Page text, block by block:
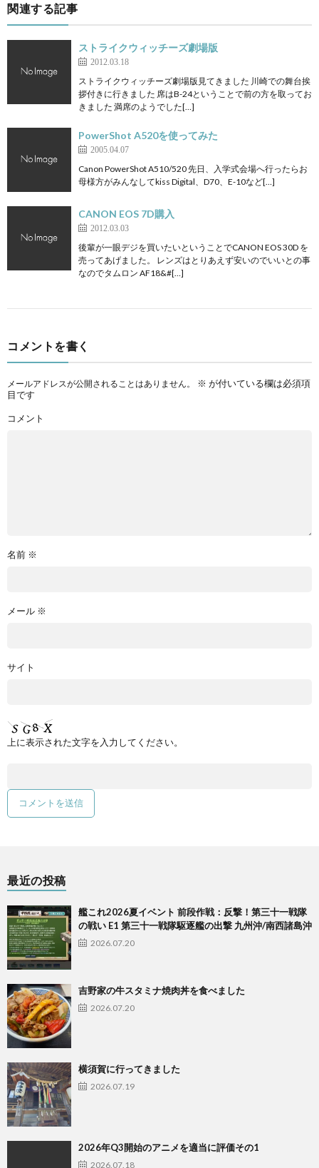
関連する記事
ストライクウィッチーズ劇場版
2012.03.18
ストライクウィッチーズ劇場版見てきました 川崎での舞台挨
拶付きに行きました 席はB-24ということで前の方を取ってお
きました 満席のようでした[…]
PowerShot A520を使ってみた
2005.04.07
Canon PowerShot A510/520 先日、入学式会場へ行ったらお
母様方がみんなしてkiss Digital、D70、E-10など[…]
CANON EOS 7D購入
2012.03.03
後輩が一眼デジを買いたいということでCANON EOS 30D を
売ってあげました。 レンズはとりあえず安いのでいいとの事
なのでタムロン AF18&#[…]
コメントを書く
メールアドレスが公開されることはありません。 ※ が付いている欄は必須項
目です
コメント
名前 ※
メール ※
サイト
上に表示された文字を入力してください。
最近の投稿
艦これ2026夏イベント 前段作戦：反撃！第三十一戦隊
の戦い E1 第三十一戦隊駆逐艦の出撃 九州沖/南西諸島沖
2026.07.20
吉野家の牛スタミナ焼肉丼を食べました
2026.07.20
横須賀に行ってきました
2026.07.19
2026年Q3開始のアニメを適当に評価その1
2026.07.18